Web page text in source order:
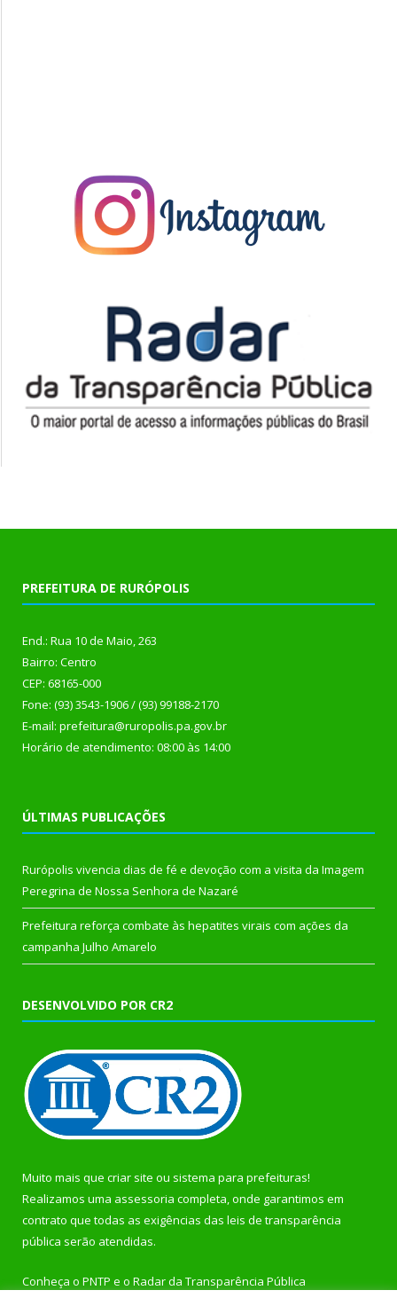
PREFEITURA DE RURÓPOLIS
End.: Rua 10 de Maio, 263
Bairro: Centro
CEP: 68165-000
Fone: (93) 3543-1906 / (93) 99188-2170
E-mail: prefeitura@ruropolis.pa.gov.br
Horário de atendimento: 08:00 às 14:00
ÚLTIMAS PUBLICAÇÕES
Rurópolis vivencia dias de fé e devoção com a visita da Imagem
Peregrina de Nossa Senhora de Nazaré
Prefeitura reforça combate às hepatites virais com ações da
campanha Julho Amarelo
DESENVOLVIDO POR CR2
Muito mais que criar site ou sistema para prefeituras!
Realizamos uma assessoria completa, onde garantimos em
contrato que todas as exigências das leis de transparência
pública serão atendidas.
Conheça o PNTP e o Radar da Transparência Pública